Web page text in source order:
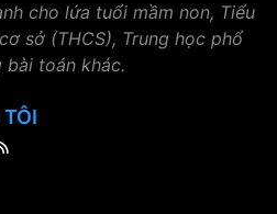
cho lứa tuổi mầm non, Tiểu
sở (THCS), Trung học phổ
bài toán khác.